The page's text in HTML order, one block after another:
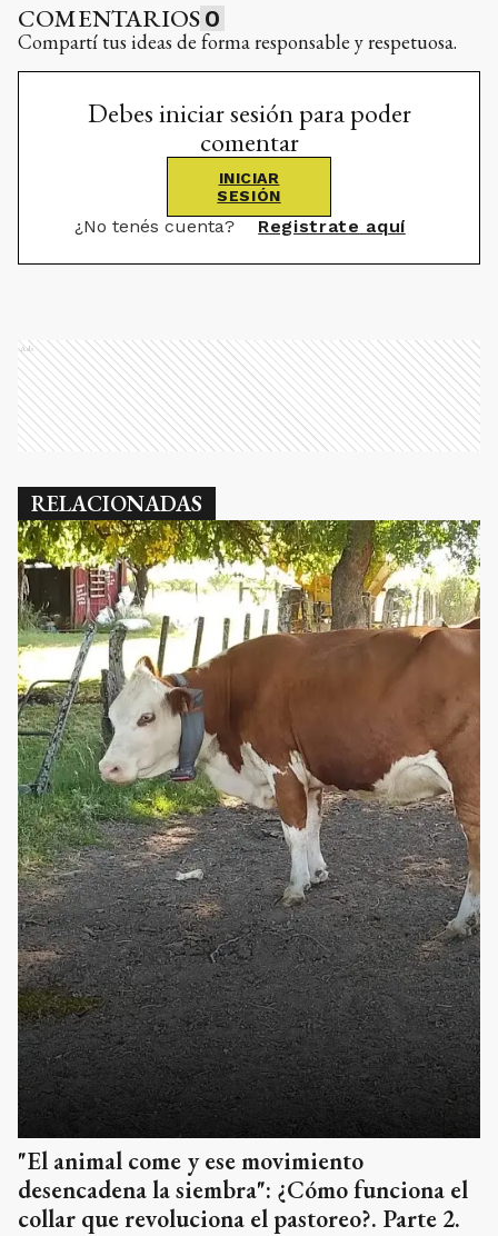
COMENTARIOS 0
Compartí tus ideas de forma responsable y respetuosa.
Debes iniciar sesión para poder
comentar
INICIAR
SESIÓN
¿No tenés cuenta? Registrate aquí
Ads
RELACIONADAS
"El animal come y ese movimiento
desencadena la siembra": ¿Cómo funciona el
collar que revoluciona el pastoreo?. Parte 2.